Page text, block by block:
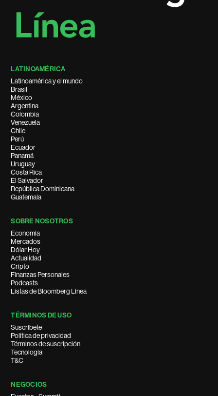
LATINOAMÉRICA
Latinoamérica y el mundo
Brasil
México
Argentina
Colombia
Venezuela
Chile
Perú
Ecuador
Panamá
Uruguay
Costa Rica
El Salvador
República Dominicana
Guatemala
SOBRE NOSOTROS
Economía
Mercados
Dólar Hoy
Actualidad
Cripto
Finanzas Personales
Podcasts
Listas de Bloomberg Línea
TÉRMINOS DE USO
Suscríbete
Política de privacidad
Términos de suscripción
Tecnología
T&C
NEGOCIOS